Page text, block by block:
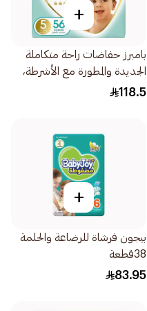
+
بامبرز حفاضات راحة متكاملة
الجديدة والمطورة مع الأشرطة،
مقاس 5، 11-16 56قطعة
118.5
+
بيجون فرشاة للرضاعة والحلمة
38قطعة
83.95